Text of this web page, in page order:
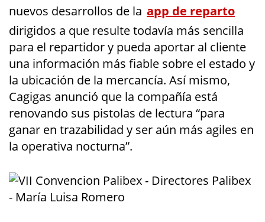
nuevos desarrollos de la app de reparto
dirigidos a que resulte todavía más sencilla
para el repartidor y pueda aportar al cliente
una información más fiable sobre el estado y
la ubicación de la mercancía. Así mismo,
Cagigas anunció que la compañía está
renovando sus pistolas de lectura “para
ganar en trazabilidad y ser aún más agiles en
la operativa nocturna”.